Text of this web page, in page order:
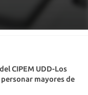
CIPEM UDD-Los
mayores de